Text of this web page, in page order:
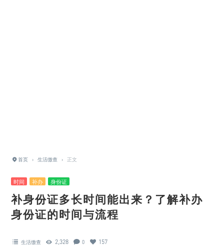
首页 › 生活缴查 › 正文
时间 补办 身份证
补身份证多长时间能出来？了解补办
身份证的时间与流程
生活缴查 2,328 0 157